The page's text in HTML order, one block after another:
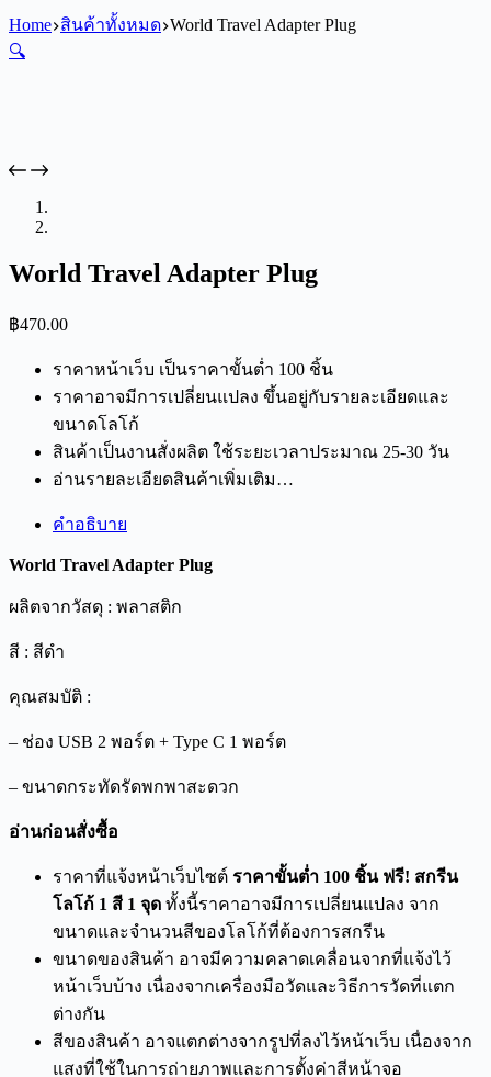
Home สินค้าทั้งหมด World Travel Adapter Plug
🔍
World Travel Adapter Plug
฿470.00
ราคาหน้าเว็บ เป็นราคาขั้นต่ำ 100 ชิ้น
ราคาอาจมีการเปลี่ยนแปลง ขึ้นอยู่กับรายละเอียดและ
ขนาดโลโก้
สินค้าเป็นงานสั่งผลิต ใช้ระยะเวลาประมาณ 25-30 วัน
อ่านรายละเอียดสินค้าเพิ่มเติม…
คำอธิบาย
World Travel Adapter Plug
ผลิตจากวัสดุ : พลาสติก
สี : สีดำ
คุณสมบัติ :
– ช่อง USB 2 พอร์ต + Type C 1 พอร์ต
– ขนาดกระทัดรัดพกพาสะดวก
อ่านก่อนสั่งซื้อ
ราคาที่แจ้งหน้าเว็บไซต์ ราคาขั้นต่ำ 100 ชิ้น ฟรี! สกรีน
โลโก้ 1 สี 1 จุด ทั้งนี้ราคาอาจมีการเปลี่ยนแปลง จาก
ขนาดและจำนวนสีของโลโก้ที่ต้องการสกรีน
ขนาดของสินค้า อาจมีความคลาดเคลื่อนจากที่แจ้งไว้
หน้าเว็บบ้าง เนื่องจากเครื่องมือวัดและวิธีการวัดที่แตก
ต่างกัน
สีของสินค้า อาจแตกต่างจากรูปที่ลงไว้หน้าเว็บ เนื่องจาก
แสงที่ใช้ในการถ่ายภาพและการตั้งค่าสีหน้าจอ